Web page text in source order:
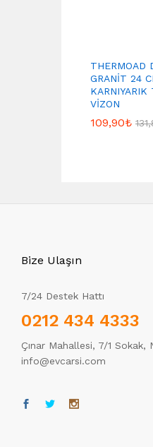
THERMOAD
GRANİT 24
KARNIYARIK
VİZON
109,90₺
Bize Ulaşın
7/24 Destek Hattı
0212 434 4333
Çınar Mahallesi, 7/1 Sokak,
info@evcarsi.com